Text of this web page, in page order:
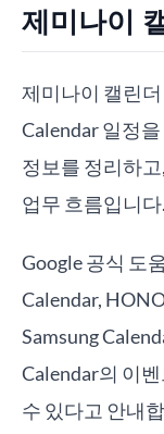
제미나이
제미나이 캘린
Calendar 일정
정보를 정리하
업무 흐름입니다.
Google 공식 도
Calendar,
Samsung
Calendar의 이
수 있다고 안내